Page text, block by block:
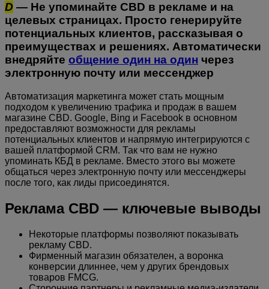
D — Не упоминайте CBD в рекламе и на
целевых страницах. Просто генерируйте
потенциальных клиентов, рассказывая о
преимуществах и решениях. Автоматически
внедряйте общение один на один через
электронную почту или мессенджер
Автоматизация маркетинга может стать мощным
подходом к увеличению трафика и продаж в вашем
магазине CBD. Google, Bing и Facebook в основном
предоставляют возможности для рекламы
потенциальных клиентов и напрямую интегрируются с
вашей платформой CRM. Так что вам не нужно
упоминать КБД в рекламе. Вместо этого вы можете
общаться через электронную почту или мессенджеры
после того, как лиды присоединятся.
Реклама CBD — ключевые выводы
Некоторые платформы позволяют показывать
рекламу CBD.
Фирменный магазин обязателен, а воронка
конверсии длиннее, чем у других брендовых
товаров FMCG.